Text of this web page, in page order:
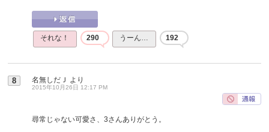
それな！ 290 うーん… 192
8 名無しだＪ より
2015年10月26日 12:17 PM
尋常じゃない可愛さ、3さんありがとう。